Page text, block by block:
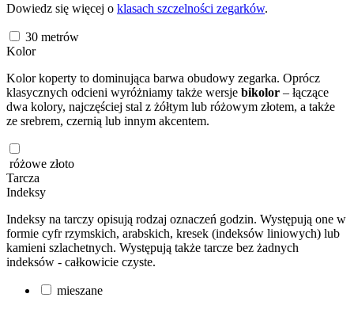
Dowiedz się więcej o klasach szczelności zegarków.
30 metrów
Kolor
Kolor koperty to dominująca barwa obudowy zegarka. Oprócz
klasycznych odcieni wyróżniamy także wersje bikolor – łączące
dwa kolory, najczęściej stal z żółtym lub różowym złotem, a także
ze srebrem, czernią lub innym akcentem.
różowe złoto
Tarcza
Indeksy
Indeksy na tarczy opisują rodzaj oznaczeń godzin. Występują one w
formie cyfr rzymskich, arabskich, kresek (indeksów liniowych) lub
kamieni szlachetnych. Występują także tarcze bez żadnych
indeksów - całkowicie czyste.
mieszane